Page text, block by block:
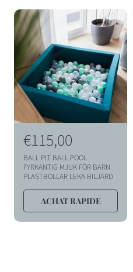
C
T
I
O
N
:
P
r
i
x
h
a
€115,00
BALL PIT BALL POOL
FYRKANTIG MJUK FÖR BARN
PLASTBOLLAR LEKA BILJARD
ACHAT RAPIDE